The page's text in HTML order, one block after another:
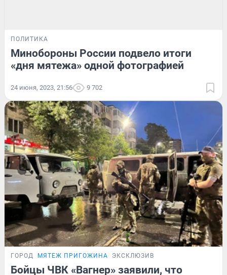
ПОЛИТИКА
Минобороны России подвело итоги
«дня мятежа» одной фотографией
24 июня, 2023, 21:56 9 702
ГОРОД МЯТЕЖ ПРИГОЖИНА ЭКСКЛЮЗИВ
Бойцы ЧВК «Вагнер» заявили, что